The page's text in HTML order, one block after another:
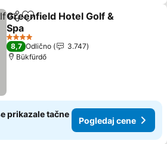
Deli Dodati u favorite
Greenfield Hotel Golf &
Spa
Pogledaj cene
4 Zvezdice
8,7 Odlično
3.747
Bükfürdő
prikazale tačne
Pogledaj cene